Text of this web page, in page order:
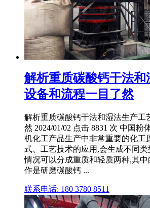
解析重质碳酸钙干法和
设备和流程一目了然
解析重质碳酸钙干法和湿法生产工
然 2024/01/02 点击 8831 次 中国粉
机化工产品生产中非常重要的化工
式、工艺技术的应用,会生成不同
情况可以分成重质和轻质两种,其
作是研磨碳酸钙 ...
联系电话: 180 3780 8511